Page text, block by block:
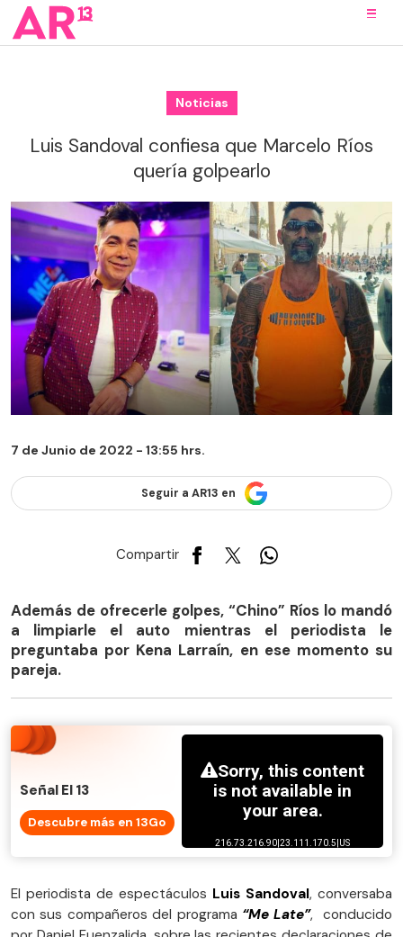
Noticias
Luis Sandoval confiesa que Marcelo Ríos
quería golpearlo
7 de Junio de 2022 - 13:55 hrs.
Seguir a AR13 en
Compartir
Además de ofrecerle golpes, “Chino” Ríos lo mandó
a limpiarle el auto mientras el periodista le
preguntaba por Kena Larraín, en ese momento su
pareja.
Señal El 13
Descubre más en 13Go
El periodista de espectáculos Luis Sandoval, conversaba
con sus compañeros del programa “Me Late”, conducido